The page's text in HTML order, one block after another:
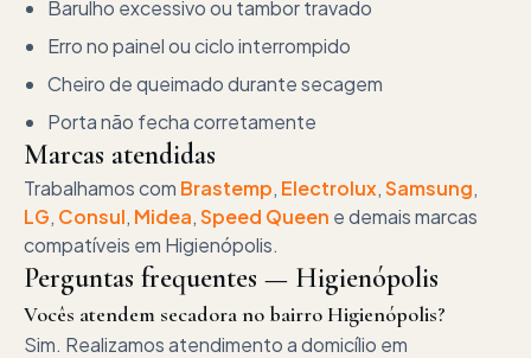
Barulho excessivo ou tambor travado
Erro no painel ou ciclo interrompido
Cheiro de queimado durante secagem
Porta não fecha corretamente
Marcas atendidas
Trabalhamos com Brastemp, Electrolux,Samsung,
LG, Consul, Midea,Speed Queen e demais marcas
compatíveis em Higienópolis.
Perguntas frequentes — Higienópolis
Vocês atendem secadora no bairro Higienópolis?
Sim. Realizamos atendimento a domicílio em